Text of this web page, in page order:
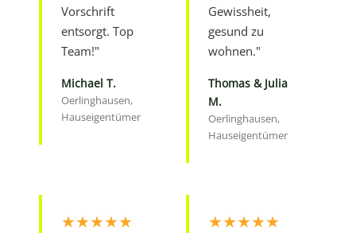
Vorschrift
entsorgt. Top
Team!"
Michael T.
Oerlinghausen,
Hauseigentümer
Gewissheit,
gesund zu
wohnen."
Thomas & Julia
M.
Oerlinghausen,
Hauseigentümer
★★★★★ ★★★★★